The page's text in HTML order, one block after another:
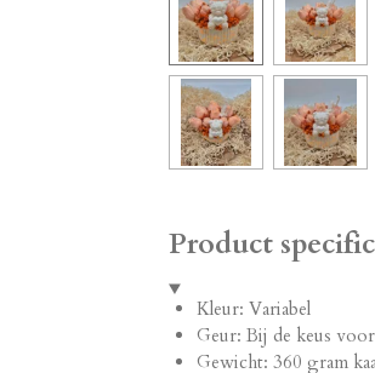
Product
Kleur: Variabel
Geur: Bij de keus
Gewicht: 360 gram